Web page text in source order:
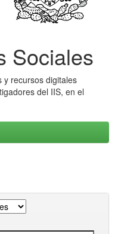
Sociales
y recursos digitales
del IIS, en el